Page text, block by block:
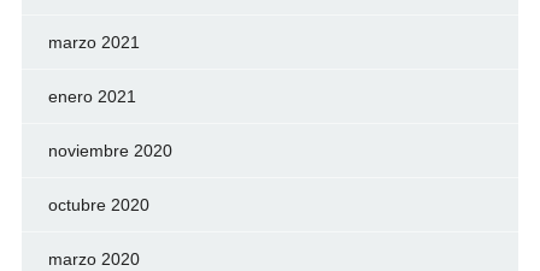
marzo 2021
enero 2021
noviembre 2020
octubre 2020
marzo 2020